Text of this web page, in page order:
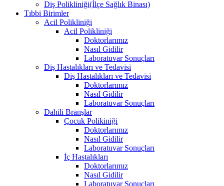
Diş Polikliniği(İlçe Sağlık Binası)
Tıbbi Birimler
Acil Polikliniği
Acil Polikliniği
Doktorlarımız
Nasıl Gidilir
Laboratuvar Sonuçları
Diş Hastalıkları ve Tedavisi
Diş Hastalıkları ve Tedavisi
Doktorlarımız
Nasıl Gidilir
Laboratuvar Sonuçları
Dahili Branşlar
Çocuk Polikiniği
Doktorlarımız
Nasıl Gidilir
Laboratuvar Sonuçları
İç Hastalıkları
Doktorlarımız
Nasıl Gidilir
Laboratuvar Sonuçları